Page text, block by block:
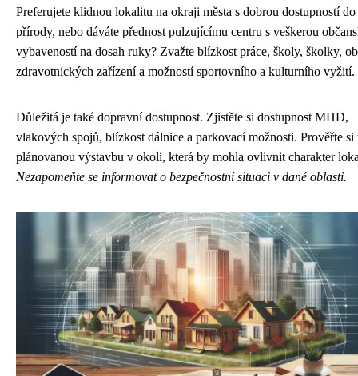
Preferujete klidnou lokalitu na okraji města s dobrou dostupností do
přírody, nebo dáváte přednost pulzujícímu centru s veškerou
vybaveností na dosah ruky? Zvažte blízkost práce, školy, školky,
zdravotnických zařízení a možností sportovního a kulturního vyžití.
Důležitá je také dopravní dostupnost. Zjistěte si dostupnost MHD,
vlakových spojů, blízkost dálnice a parkovací možnosti. Prověřte si
plánovanou výstavbu v okolí, která by mohla ovlivnit charakter
Nezapomeňte se informovat o bezpečnostní situaci v dané oblasti.